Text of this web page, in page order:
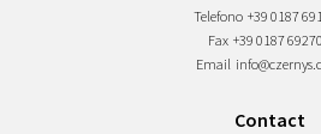
Telefono +39 0187
Fax +39 0187
Email
Contact